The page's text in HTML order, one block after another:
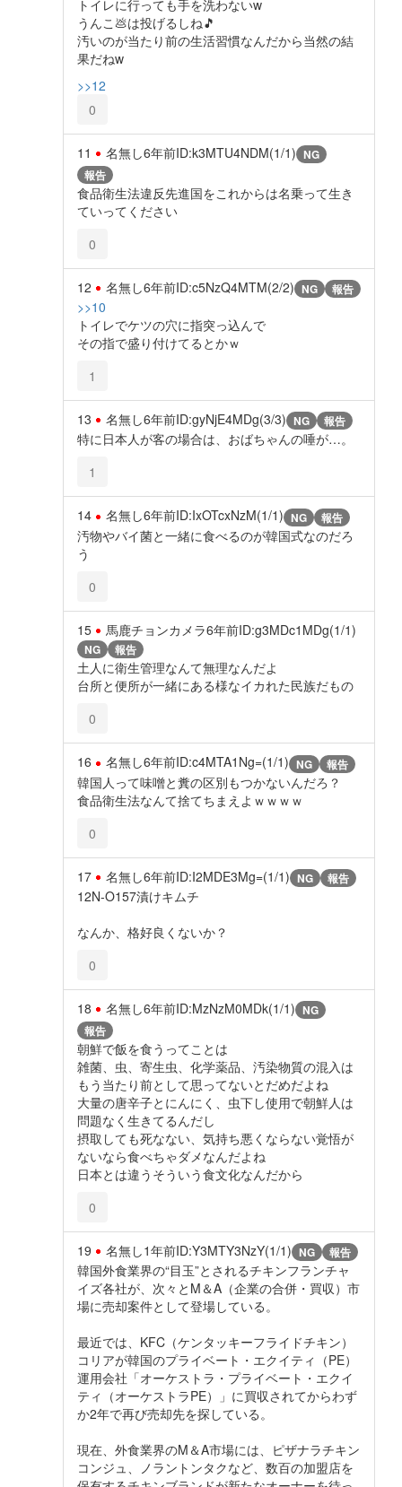
トイレに行っても手を洗わないw
うんこ💩は投げるしね🎵
汚いのが当たり前の生活習慣なんだから当然の結
果だねw
>>12
0
11 名無し6年前ID:k3MTU4NDM(1/1) NG
報告
食品衛生法違反先進国をこれからは名乗って生き
ていってください
0
12 名無し6年前ID:c5NzQ4MTM(2/2) NG 報告
>>10
トイレでケツの穴に指突っ込んで
その指で盛り付けてるとかｗ
1
13 名無し6年前ID:gyNjE4MDg(3/3) NG 報告
特に日本人が客の場合は、おばちゃんの唾が…。
1
14 名無し6年前ID:IxOTcxNzM(1/1) NG 報告
汚物やバイ菌と一緒に食べるのが韓国式なのだろ
う
0
15 馬鹿チョンカメラ6年前ID:g3MDc1MDg(1/1)
NG 報告
土人に衛生管理なんて無理なんだよ
台所と便所が一緒にある様なイカれた民族だもの
0
16 名無し6年前ID:c4MTA1Ng=(1/1) NG 報告
韓国人って味噌と糞の区別もつかないんだろ？
食品衛生法なんて捨てちまえよｗｗｗｗ
0
17 名無し6年前ID:I2MDE3Mg=(1/1) NG 報告
12N-O157漬けキムチ
なんか、格好良くないか？
0
18 名無し6年前ID:MzNzM0MDk(1/1) NG
報告
朝鮮で飯を食うってことは
雑菌、虫、寄生虫、化学薬品、汚染物質の混入は
もう当たり前として思ってないとだめだよね
大量の唐辛子とにんにく、虫下し使用で朝鮮人は
問題なく生きてるんだし
摂取しても死なない、気持ち悪くならない覚悟が
ないなら食べちゃダメなんだよね
日本とは違うそういう食文化なんだから
0
19 名無し1年前ID:Y3MTY3NzY(1/1) NG 報告
韓国外食業界の“目玉”とされるチキンフランチャ
イズ各社が、次々とM＆A（企業の合併・買収）市
場に売却案件として登場している。
最近では、KFC（ケンタッキーフライドチキン）
コリアが韓国のプライベート・エクイティ（PE）
運用会社「オーケストラ・プライベート・エクイ
ティ（オーケストラPE）」に買収されてからわず
か2年で再び売却先を探している。
現在、外食業界のM＆A市場には、ピザナラチキン
コンジュ、ノラントンタクなど、数百の加盟店を